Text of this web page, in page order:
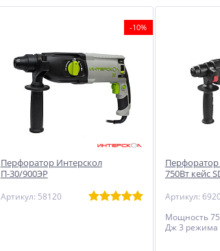
-10%
Перфоратор Интерскол
П-30/900ЭР
Артикул: 58120
750Вт кейс
Артикул:
Мощность
Дж 3 режима